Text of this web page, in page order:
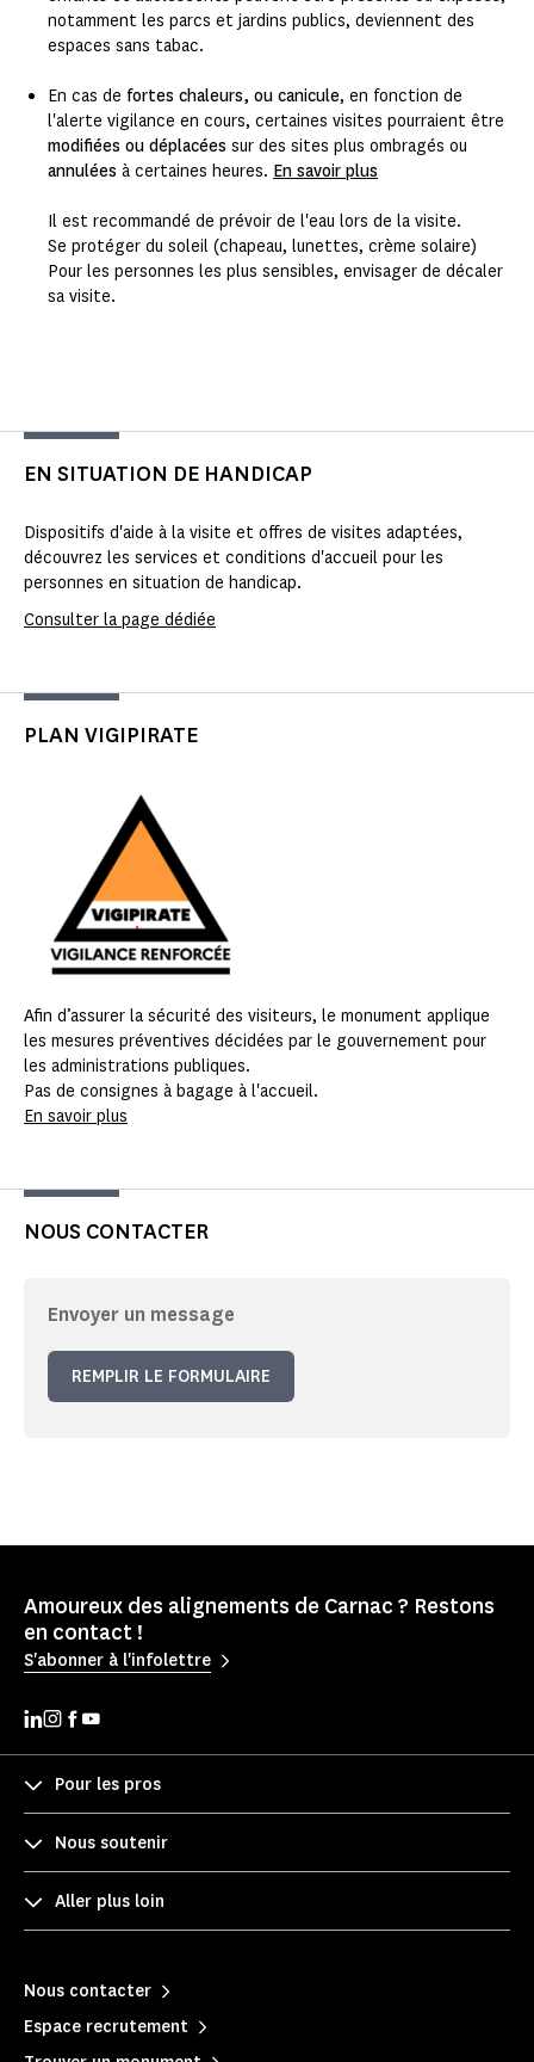
notamment les parcs et jardins publics, deviennent des
espaces sans tabac.
En cas de fortes chaleurs, ou canicule, en fonction de
l'alerte vigilance en cours, certaines visites pourraient être
modifiées ou déplacées sur des sites plus ombragés ou
annulées à certaines heures. En savoir plus
Il est recommandé de prévoir de l'eau lors de la visite.
Se protéger du soleil (chapeau, lunettes, crème solaire)
Pour les personnes les plus sensibles, envisager de décaler
sa visite.
EN SITUATION DE HANDICAP
Dispositifs d'aide à la visite et offres de visites adaptées,
découvrez les services et conditions d'accueil pour les
personnes en situation de handicap.
Consulter la page dédiée
PLAN VIGIPIRATE
Afin d’assurer la sécurité des visiteurs, le monument applique
les mesures préventives décidées par le gouvernement pour
les administrations publiques.
Pas de consignes à bagage à l'accueil.
En savoir plus
NOUS CONTACTER
Envoyer un message
REMPLIR LE FORMULAIRE
Amoureux des alignements de Carnac ? Restons
en contact !
S'abonner à l'infolettre
Pour les pros
Nous soutenir
Aller plus loin
Nous contacter
Espace recrutement